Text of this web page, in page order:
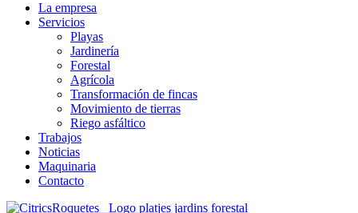
La empresa
Servicios
Playas
Jardinería
Forestal
Agrícola
Transformación de fincas
Movimiento de tierras
Riego asfáltico
Trabajos
Noticias
Maquinaria
Contacto